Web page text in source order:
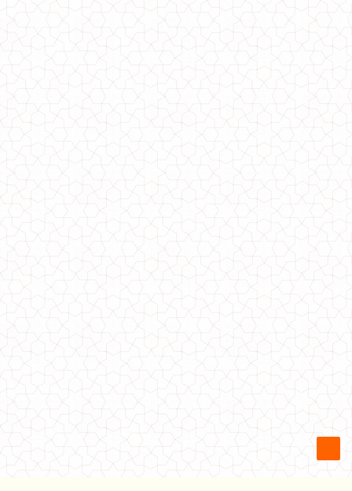
Стильный женский гольф с длинным рукавом
470.00грн.
Стильный женский облегающий гольф
640.00грн.
Стильный трикотажный гольф в орнамент